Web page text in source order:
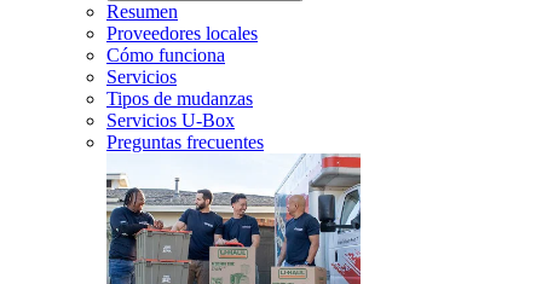
Resumen
Proveedores locales
Cómo funciona
Servicios
Tipos de mudanzas
Servicios U-Box
Preguntas frecuentes